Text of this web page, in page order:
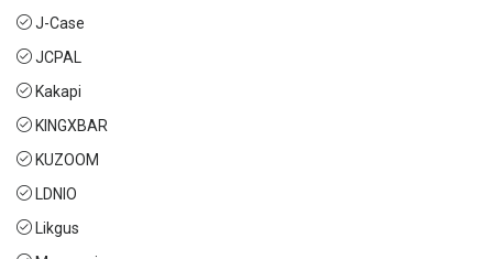
J-Case
JCPAL
Kakapi
KINGXBAR
KUZOOM
LDNIO
Likgus